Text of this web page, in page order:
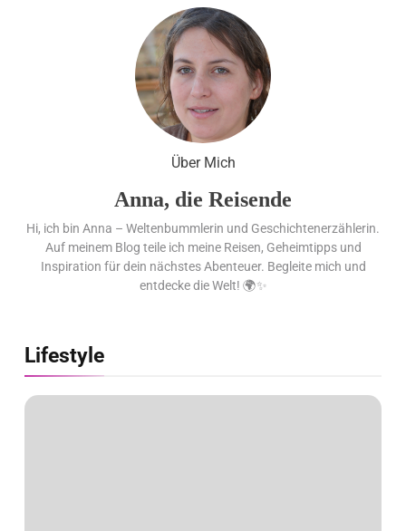
Cool down am Hintertuxer
Gletscher
Ägypten erleben mit Builder
Travel: sicher, persönlich und gut
begleitetÜber Mich
Anna, die Reisende
Hi, ich bin Anna – Weltenbummlerin und Geschichtenerzählerin.
Auf meinem Blog teile ich meine Reisen, Geheimtipps und
Inspiration für dein nächstes Abenteuer. Begleite mich und
entdecke die Welt! 🌍✨
Lifestyle